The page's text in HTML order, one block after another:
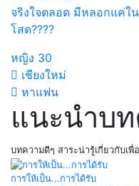
จริงใจตลอด มีหลอกแค่ใ
โสด????
หญิง 30
เชียงใหม่
หาแฟน
แนะนำบ
บทความดีๆ สาระน่ารู้เกี่ยวกับเพื่
การให้เป็น...การได้รับ